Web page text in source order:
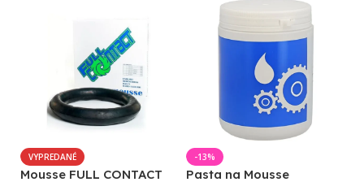
VYPREDANÉ
Mousse FULL CONTACT
-13%
Pasta na Mousse